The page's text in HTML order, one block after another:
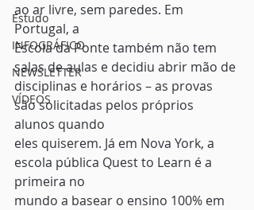
Estudo
INFOGRÁFICO
NEWSLETTER
VÍDEOS
ao ar livre, sem paredes. Em
Portugal, a
Escola da Ponte também não tem
salas de aulas e decidiu abrir mão de
disciplinas e horários – as provas
são solicitadas pelos próprios
alunos quando
eles quiserem. Já em Nova York, a
escola pública Quest to Learn é a
primeira no
mundo a basear o ensino 100% em